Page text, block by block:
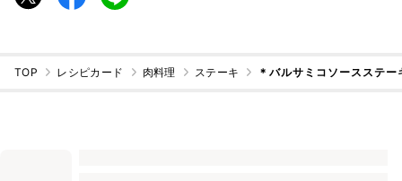
TOP レシピカード 肉料理 ステーキ ＊バルサミコソースステー